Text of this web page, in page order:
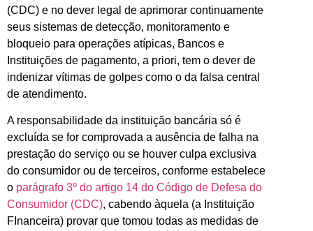
(CDC) e no dever legal de aprimorar continuamente
seus sistemas de detecção, monitoramento e
bloqueio para operações atípicas, Bancos e
Instituições de pagamento, a priori, tem o dever de
indenizar vítimas de golpes como o da falsa central
de atendimento.
A responsabilidade da instituição bancária só é
excluída se for comprovada a ausência de falha na
prestação do serviço ou se houver culpa exclusiva
do consumidor ou de terceiros, conforme estabelece
o parágrafo 3º do artigo 14 do Código de Defesa do
Consumidor (CDC), cabendo àquela (a Instituição
FInanceira) provar que tomou todas as medidas de